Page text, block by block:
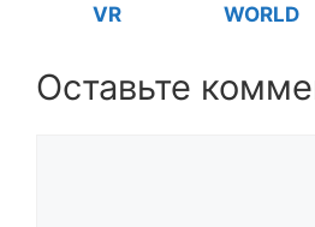
VR
WORLD
Оставьте